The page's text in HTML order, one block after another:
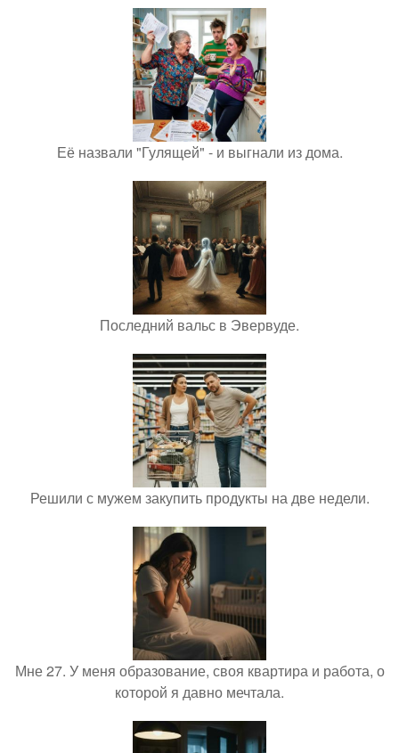
Её назвали "Гулящей" - и выгнали из дома.
Последний вальс в Эвервуде.
Решили с мужем закупить продукты на две недели.
Мне 27. У меня образование, своя квартира и работа, о
которой я давно мечтала.